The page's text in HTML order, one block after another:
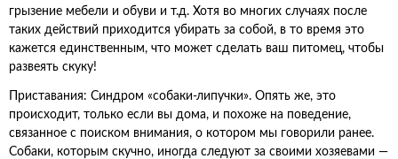
грызение мебели и обуви и т.д. Хотя во многих случаях после
таких действий приходится убирать за собой, в то время это
кажется единственным, что может сделать ваш питомец, чтобы
развеять скуку!
Приставания: Синдром «собаки-липучки». Опять же, это
происходит, только если вы дома, и похоже на поведение,
связанное с поиском внимания, о котором мы говорили ранее.
Собаки, которым скучно, иногда следуют за своими хозяевами —